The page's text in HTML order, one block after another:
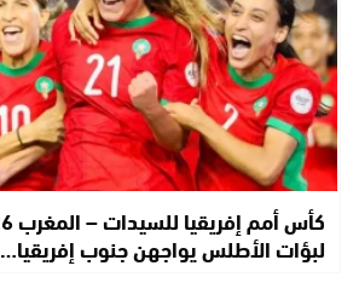
لبؤات الأطلس يواجهن جنوب إفريقيا…